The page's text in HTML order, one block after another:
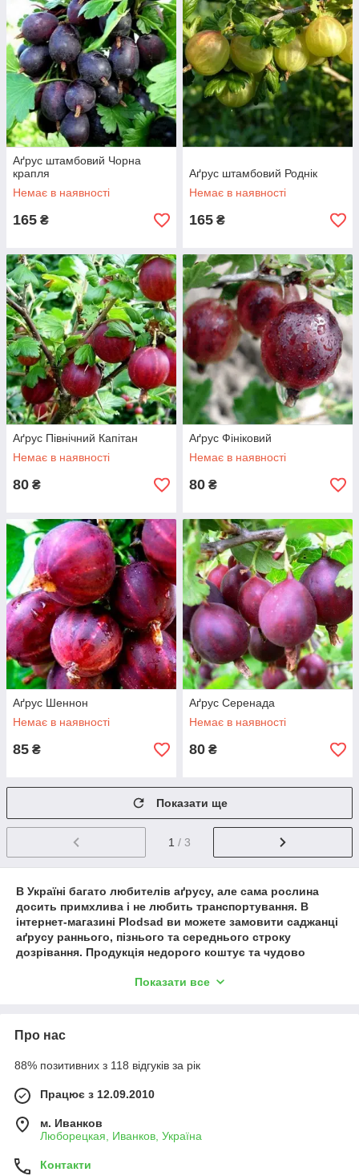
Аґрус штамбовий Чорна
крапля
Немає в наявності
165 ₴
Аґрус штамбовий Роднік
Немає в наявності
165 ₴
Аґрус Північний Капітан
Немає в наявності
80 ₴
Аґрус Фініковий
Немає в наявності
80 ₴
Аґрус Шеннон
Немає в наявності
85 ₴
Аґрус Серенада
Немає в наявності
80 ₴
Показати ще
1 / 3
В Україні багато любителів аґрусу, але сама рослина
досить примхлива і не любить транспортування. В
інтернет-магазині Plodsad ви можете замовити саджанці
аґрусу раннього, пізнього та середнього строку
дозрівання. Продукція недорого коштує та чудово
наявності є саджанці великоплідного синього, зеленого,
Продукція надійно пакується, щоб витримати
транспортування на далекі відстані. Якщо ви любите
смачні та корисні ягоди, радимо звернути увагу на
саджанці плодоносного безколючкового аґрусу, купити
які можна безпосередньо на нашому сайті.
переваги різних сортів
аґрусу — кілька десятків плодоносних сортів. Тут ви можете
Показати все
Про нас
88% позитивних з 118 відгуків за рік
Працює з 12.09.2010
м. Иванков
Люборецкая, Иванков, Україна
Контакти